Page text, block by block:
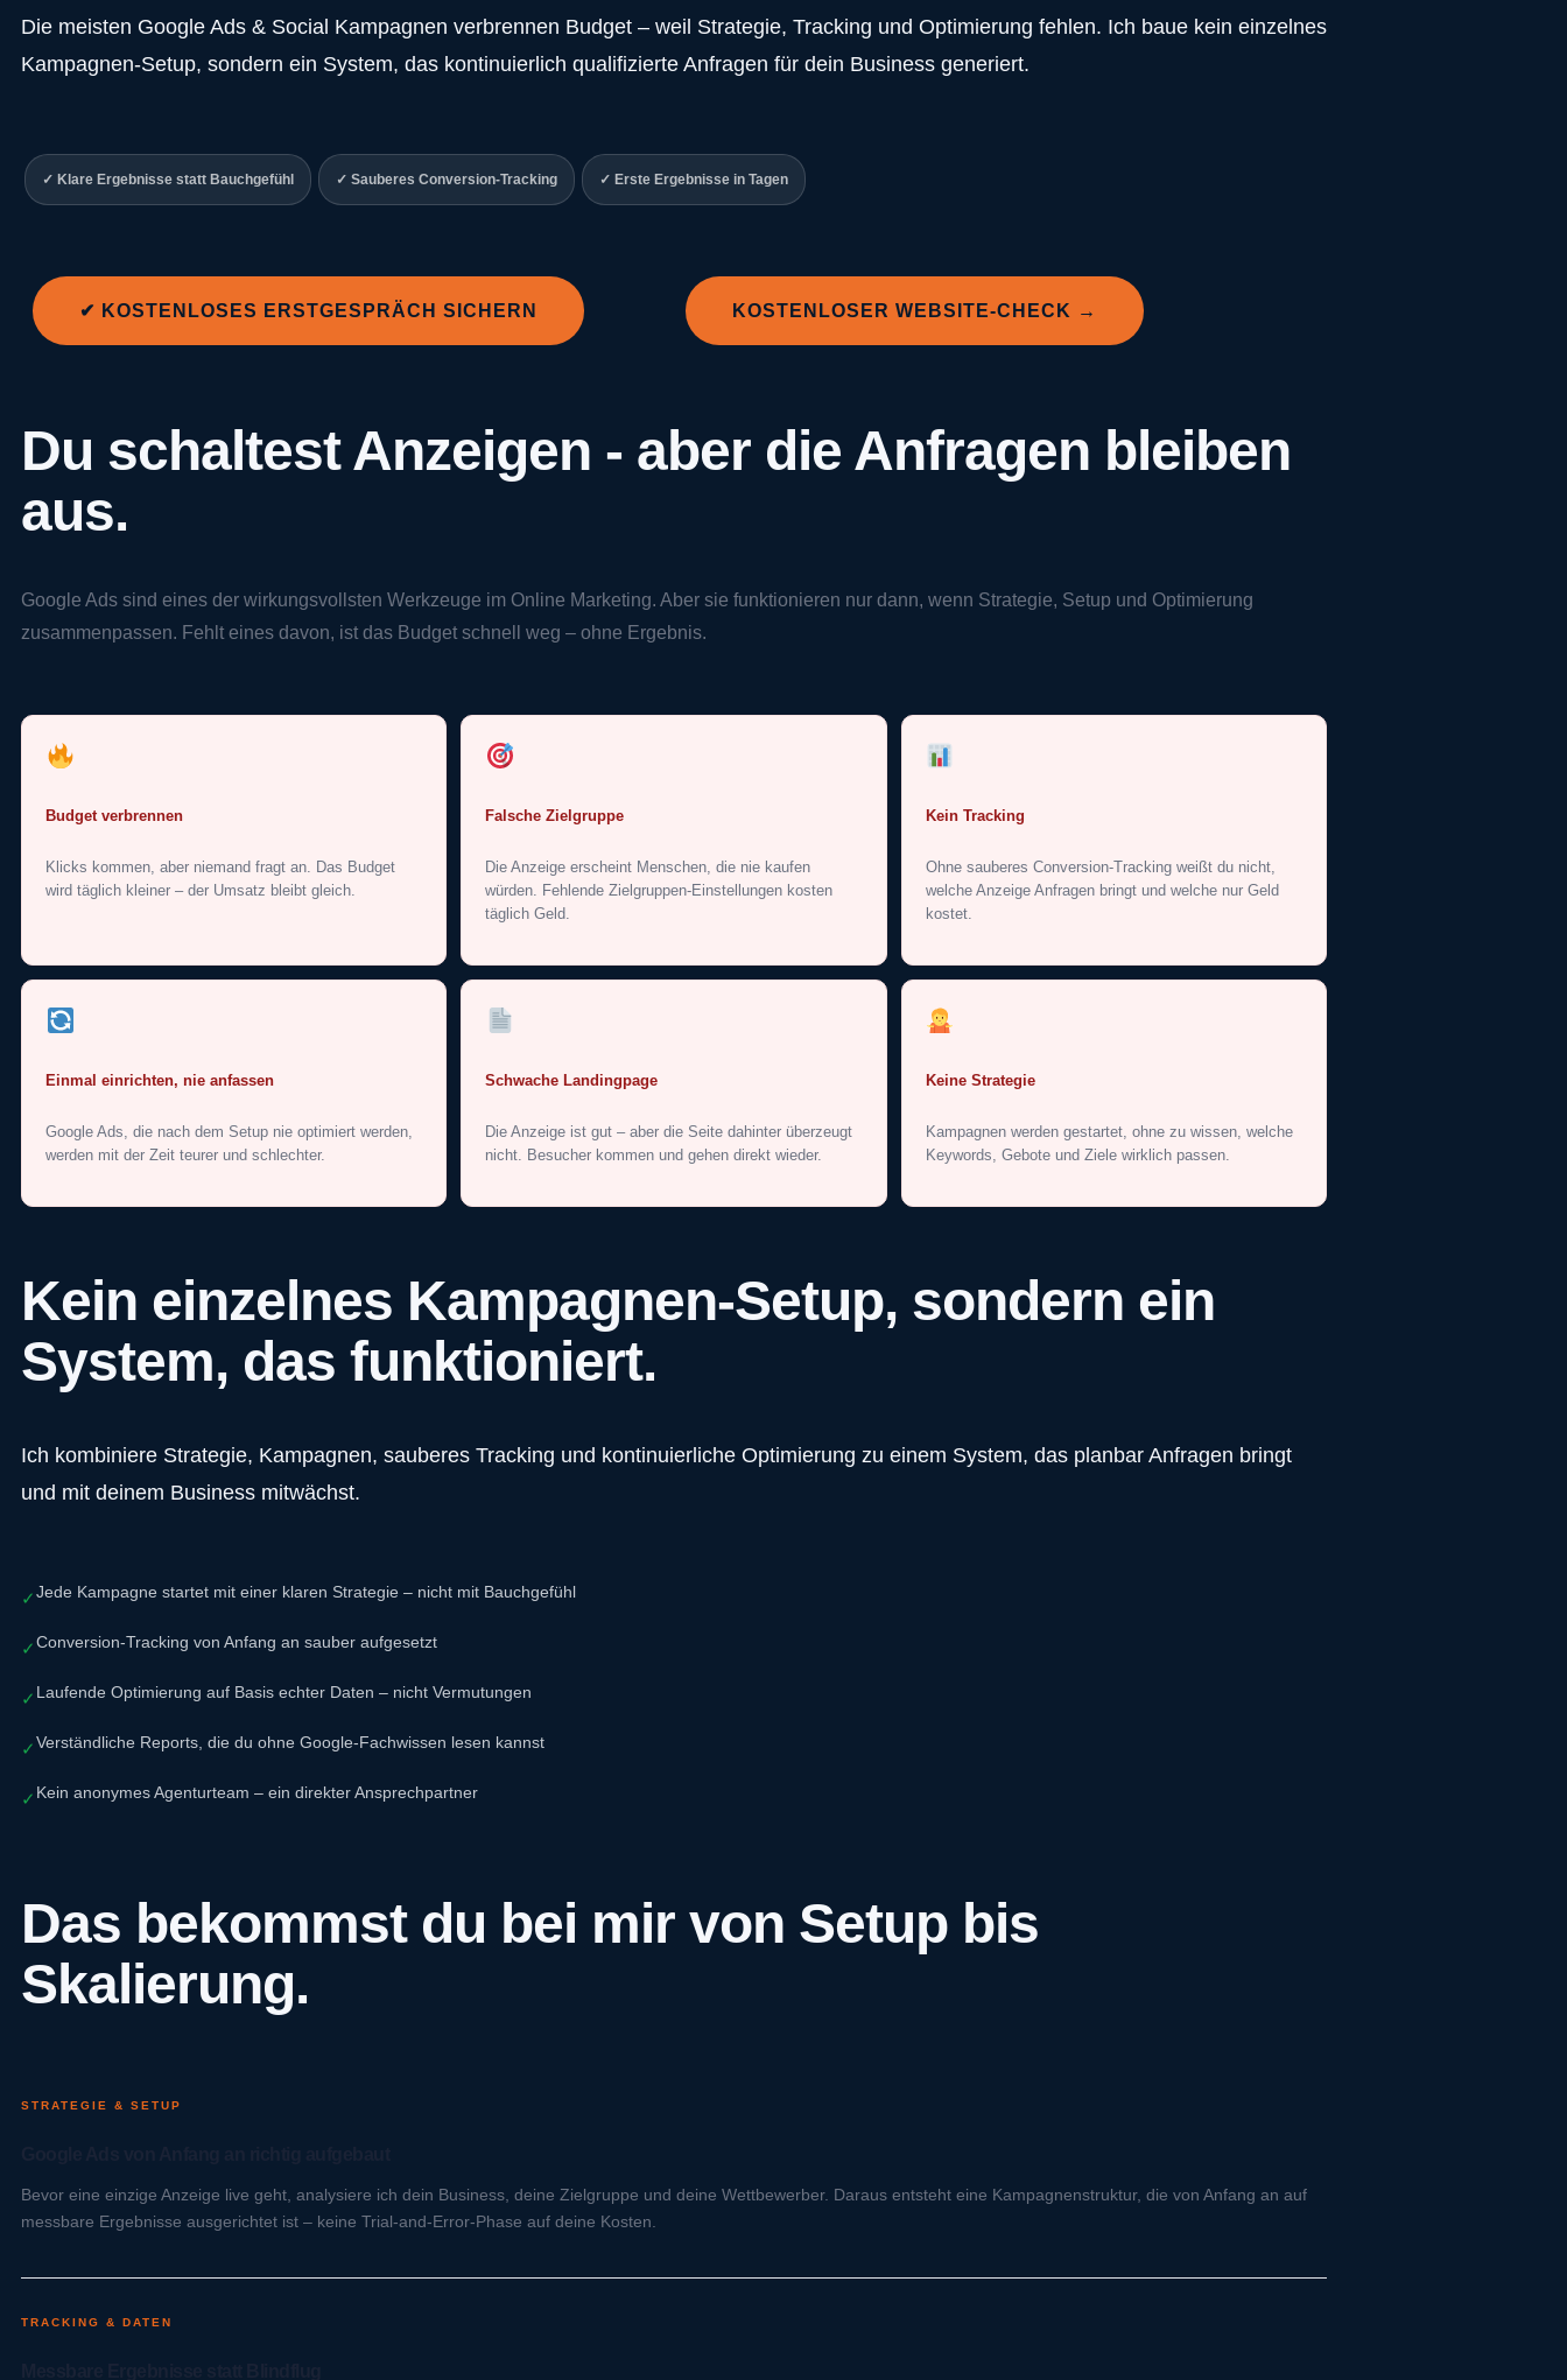
Die meisten Google Ads & Social Kampagnen verbrennen Budget – weil Strategie, Tracking und Optimierung fehlen. Ich baue kein einzelnes
Kampagnen-Setup, sondern ein System, das kontinuierlich qualifizierte Anfragen für dein Business generiert.
✓ Klare Ergebnisse statt Bauchgefühl ✓ Sauberes Conversion-Tracking ✓ Erste Ergebnisse in Tagen
✔ KOSTENLOSES ERSTGESPRÄCH SICHERN KOSTENLOSER WEBSITE-CHECK →
Du schaltest Anzeigen - aber die Anfragen bleiben
aus.
Google Ads sind eines der wirkungsvollsten Werkzeuge im Online Marketing. Aber sie funktionieren nur dann, wenn Strategie, Setup und Optimierung
zusammenpassen. Fehlt eines davon, ist das Budget schnell weg – ohne Ergebnis.
Budget verbrennen
Klicks kommen, aber niemand fragt an. Das Budget
wird täglich kleiner – der Umsatz bleibt gleich.
Falsche Zielgruppe
Die Anzeige erscheint Menschen, die nie kaufen
würden. Fehlende Zielgruppen-Einstellungen kosten
täglich Geld.
Kein Tracking
Ohne sauberes Conversion-Tracking weißt du nicht,
welche Anzeige Anfragen bringt und welche nur Geld
kostet.
Einmal einrichten, nie anfassen
Google Ads, die nach dem Setup nie optimiert werden,
werden mit der Zeit teurer und schlechter.
Schwache Landingpage
Die Anzeige ist gut – aber die Seite dahinter überzeugt
nicht. Besucher kommen und gehen direkt wieder.
Keine Strategie
Kampagnen werden gestartet, ohne zu wissen, welche
Keywords, Gebote und Ziele wirklich passen.
Kein einzelnes Kampagnen-Setup, sondern ein
System, das funktioniert.
Ich kombiniere Strategie, Kampagnen, sauberes Tracking und kontinuierliche Optimierung zu einem System, das planbar Anfragen bringt
und mit deinem Business mitwächst.
✓Jede Kampagne startet mit einer klaren Strategie – nicht mit Bauchgefühl
✓Conversion-Tracking von Anfang an sauber aufgesetzt
✓ Laufende Optimierung auf Basis echter Daten – nicht Vermutungen
✓Verständliche Reports, die du ohne Google-Fachwissen lesen kannst
✓ Kein anonymes Agenturteam – ein direkter Ansprechpartner
Das bekommst du bei mir von Setup bis
Skalierung.
STRATEGIE & SETUP
Bevor eine einzige Anzeige live geht, analysiere ich dein Business, deine Zielgruppe und deine Wettbewerber. Daraus entsteht eine Kampagnenstruktur, die von Anfang an auf
messbare Ergebnisse ausgerichtet ist – keine Trial-and-Error-Phase auf deine Kosten.
TRACKING & DATEN